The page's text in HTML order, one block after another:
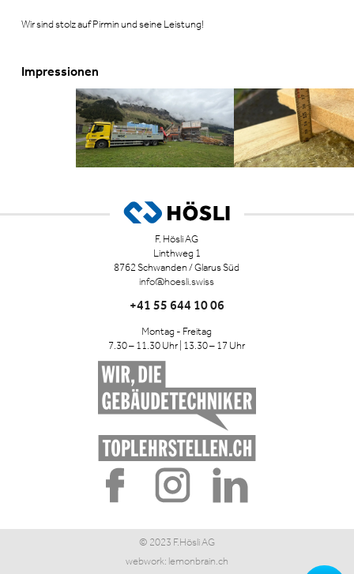
Wir sind stolz auf Pirmin und seine Leistung!
Impressionen
F. Hösli AG
Linthweg 1
8762 Schwanden / Glarus Süd
info@hoesli.swiss
+41 55 644 10 06
Montag - Freitag
7.30 – 11.30 Uhr | 13.30 – 17 Uhr
© 2023 F.Hösli AG
webwork: lemonbrain.ch